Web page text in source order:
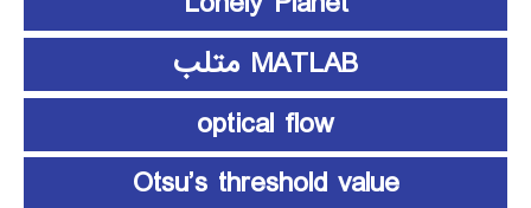
MATLAB متلب
optical flow
Otsu’s threshold value